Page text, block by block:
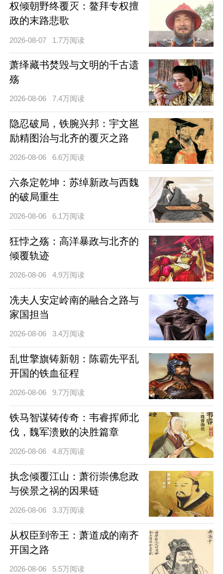
权倾朝野终覆灭：鳌拜专权擅
政的末路悲歌
2026-08-07 1.7万阅读
萧绎藏书焚毁与文明的千古遗
殇
2026-08-06 7.4万阅读
隐忍破局，铁腕兴邦：宇文邕
励精图治与北齐的覆灭之路
2026-08-06 6.6万阅读
六条定乾坤：苏绰新政与西魏
的破局重生
2026-08-06 6.1万阅读
狂悖之殇：高洋暴政与北齐的
倾覆轨迹
2026-08-06 4.9万阅读
冼夫人安定岭南的融合之路与
家国担当
2026-08-06 3.4万阅读
乱世擎旗铸新朝：陈霸先平乱
开国的铁血征程
2026-08-06 9.7万阅读
铁马智谋铸传奇：韦睿挥师北
伐，魏军溃败的决胜篇章
2026-08-06 4.8万阅读
执念倾覆江山：萧衍崇佛怠政
与侯景之祸的因果链
2026-08-06 3.3万阅读
从权臣到帝王：萧道成的南齐
开国之路
2026-08-06 5.5万阅读